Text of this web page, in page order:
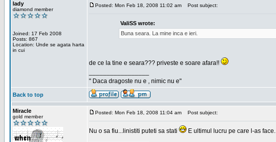
lady
diamond member
Joined: 17 Feb 2008
Posts: 867
Location: Unde se agata harta
in cui
Posted: Mon Feb 18, 2008 11:02 am Post subject:
ValiSS wrote:
Buna seara. La mine inca e ieri.
de ce la tine e seara??? priveste e soare afara!!
" Daca dragoste nu e , nimic nu e"
Back to top
Miracle
gold member
Posted: Mon Feb 18, 2008 11:04 am Post subject:
Nu o sa fiu...linistiti puteti sa stati
E ultimul lucru pe care l-as face.